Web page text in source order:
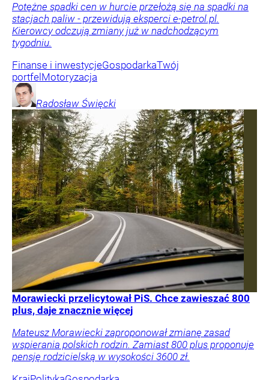
Potężne spadki cen w hurcie przełożą się na spadki na
stacjach paliw - przewidują eksperci e-petrol.pl.
Kierowcy odczują zmiany już w nadchodzącym
tygodniu.
Finanse i inwestycjeGospodarkaTwój
portfel Motoryzacja
Radosław Święcki
Morawiecki przelicytował PiS. Chce zawieszać 800
plus, daje znacznie więcej
Mateusz Morawiecki zaproponował zmianę zasad
wspierania polskich rodzin. Zamiast 800 plus proponuje
pensję rodzicielską w wysokości 3600 zł.